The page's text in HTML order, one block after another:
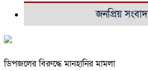
জনপ্রিয় সংবাদ
ডিপজলের বিরুদ্ধে মানহানির মামলা